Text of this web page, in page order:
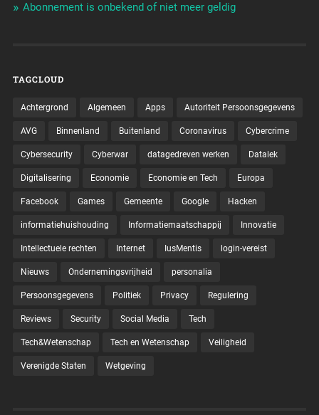
Abonnement is onbekend of niet meer geldig
TAGCLOUD
Achtergrond Algemeen Apps Autoriteit Persoonsgegevens
AVG Binnenland Buitenland Coronavirus Cybercrime
Cybersecurity Cyberwar datagedreven werken Datalek
Digitalisering Economie Economie en Tech Europa
Facebook Games Gemeente Google Hacken
informatiehuishouding Informatiemaatschappij Innovatie
Intellectuele rechten Internet IusMentis login-vereist
Nieuws Ondernemingsvrijheid personalia
Persoonsgegevens Politiek Privacy Regulering
Reviews Security Social Media Tech
Tech&Wetenschap Tech en Wetenschap Veiligheid
Verenigde Staten Wetgeving